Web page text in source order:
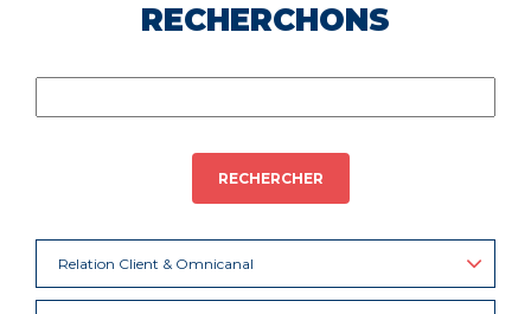
RECHERCHONS
RECHERCHER
Relation Client & Omnicanal